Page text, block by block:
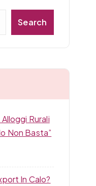
Search
Rurali
Non Basta”
In Calo?